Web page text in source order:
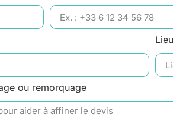
ou remorquage